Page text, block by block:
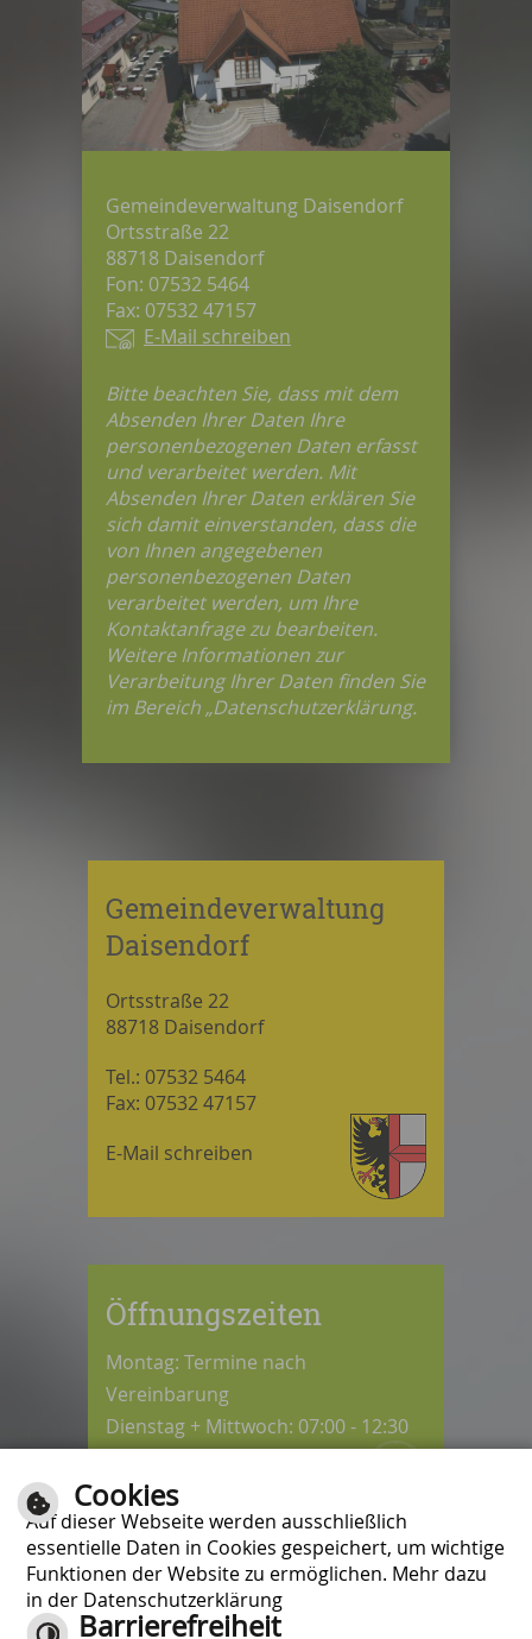
Gemeindeverwaltung Daisendorf
Ortsstraße 22
88718 Daisendorf
Fon: 07532 5464
Fax: 07532 47157
E-Mail schreiben
Bitte beachten Sie, dass mit dem
Absenden Ihrer Daten Ihre
personenbezogenen Daten erfasst
und verarbeitet werden. Mit
Absenden Ihrer Daten erklären Sie
sich damit einverstanden, dass die
von Ihnen angegebenen
personenbezogenen Daten
verarbeitet werden, um Ihre
Kontaktanfrage zu bearbeiten.
Weitere Informationen zur
Verarbeitung Ihrer Daten finden Sie
im Bereich „Datenschutzerklärung.
Gemeindeverwaltung
Daisendorf
Ortsstraße 22
88718 Daisendorf
Tel.: 07532 5464
Fax: 07532 47157
E-Mail schreiben
Öffnungszeiten
Montag: Termine nach
Vereinbarung
Dienstag + Mittwoch: 07:00 - 12:30
Donnerstag: 08:30 - 12:30 / 14:00 -
18:00 Uhr
Freitag: 07:00 - 12:00 Uhr
Kontrast
Cookies
Auf dieser Webseite werden ausschließlich
essentielle Daten in Cookies gespeichert, um wichtige
Funktionen der Website zu ermöglichen. Mehr dazu
in der Datenschutzerklärung
Barrierefreiheit